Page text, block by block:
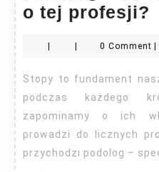
o tej profesji?
o
0 Comment
Stopy to fundament naszego ciała, odciążający je
podczas każdego
zapominamy o ich
prowadzi do licznych
przychodzi podolog –